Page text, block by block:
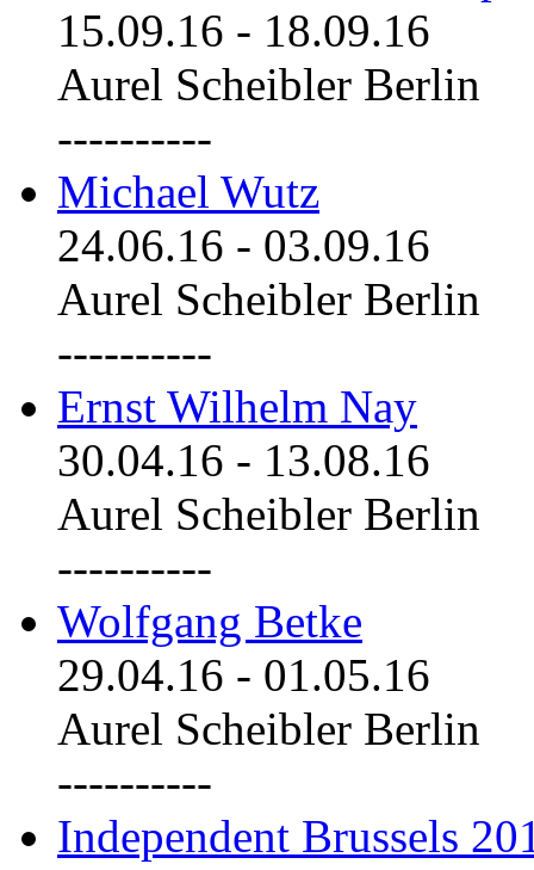
15.09.16 - 18.09.16
Aurel Scheibler Berlin
----------
Michael Wutz
24.06.16 - 03.09.16
Aurel Scheibler Berlin
----------
Ernst Wilhelm Nay
30.04.16 - 13.08.16
Aurel Scheibler Berlin
----------
Wolfgang Betke
29.04.16 - 01.05.16
Aurel Scheibler Berlin
----------
Independent Brussels